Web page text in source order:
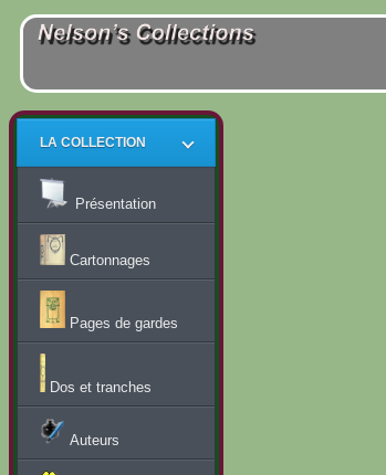
LA COLLECTION
Présentation
Cartonnages
Pages de gardes
Dos et tranches
Auteurs